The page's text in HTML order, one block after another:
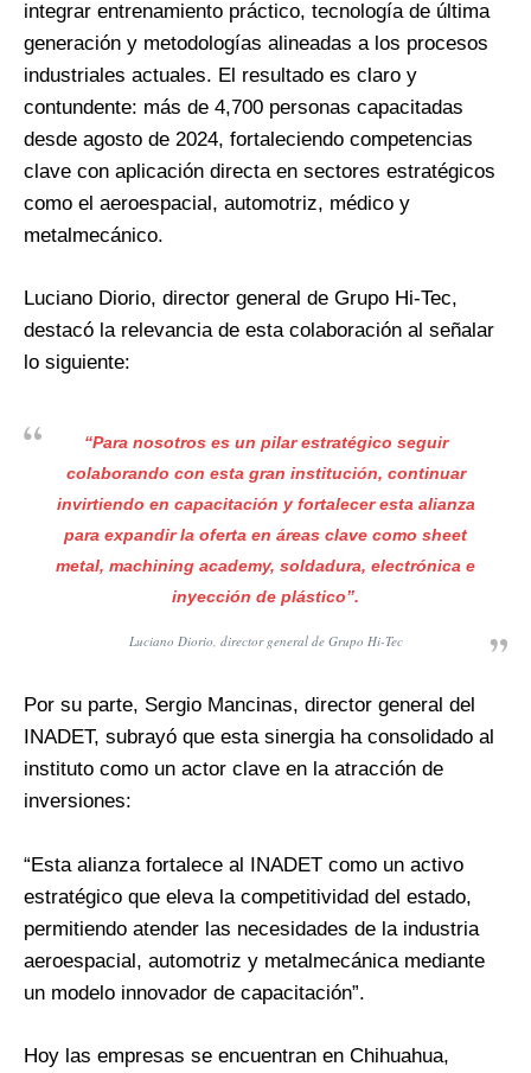
integrar entrenamiento práctico, tecnología de última
generación y metodologías alineadas a los procesos
industriales actuales. El resultado es claro y
contundente: más de 4,700 personas capacitadas
desde agosto de 2024, fortaleciendo competencias
clave con aplicación directa en sectores estratégicos
como el aeroespacial, automotriz, médico y
metalmecánico.
Luciano Diorio, director general de Grupo Hi-Tec,
destacó la relevancia de esta colaboración al señalar
lo siguiente:
“Para nosotros es un pilar estratégico seguir
colaborando con esta gran institución, continuar
invirtiendo en capacitación y fortalecer esta alianza
para expandir la oferta en áreas clave como sheet
metal, machining academy, soldadura, electrónica e
inyección de plástico”.
Luciano Diorio, director general de Grupo Hi-Tec
Por su parte, Sergio Mancinas, director general del
INADET, subrayó que esta sinergia ha consolidado al
instituto como un actor clave en la atracción de
inversiones:
“Esta alianza fortalece al INADET como un activo
estratégico que eleva la competitividad del estado,
permitiendo atender las necesidades de la industria
aeroespacial, automotriz y metalmecánica mediante
un modelo innovador de capacitación”.
Hoy las empresas se encuentran en Chihuahua,